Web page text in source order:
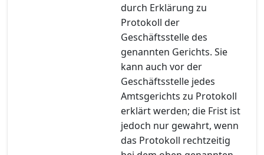
durch Erklärung zu
Protokoll der
Geschäftsstelle des
genannten Gerichts. Sie
kann auch vor der
Geschäftsstelle jedes
Amtsgerichts zu Protokoll
erklärt werden; die Frist ist
jedoch nur gewahrt, wenn
das Protokoll rechtzeitig